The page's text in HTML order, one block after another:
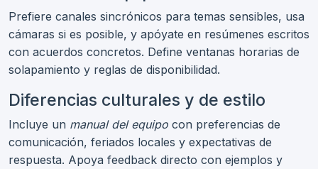
Prefiere canales sincrónicos para temas sensibles, usa
cámaras si es posible, y apóyate en resúmenes escritos
con acuerdos concretos. Define ventanas horarias de
solapamiento y reglas de disponibilidad.
Diferencias culturales y de estilo
Incluye un manual del equipo con preferencias de
comunicación, feriados locales y expectativas de
respuesta. Apoya feedback directo con ejemplos y